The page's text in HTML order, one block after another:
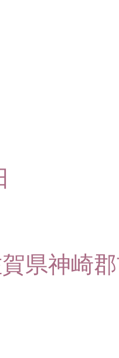
県神崎